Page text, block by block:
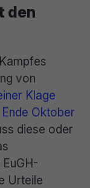
den
von
Klage
Oktober
diese oder
Urteile